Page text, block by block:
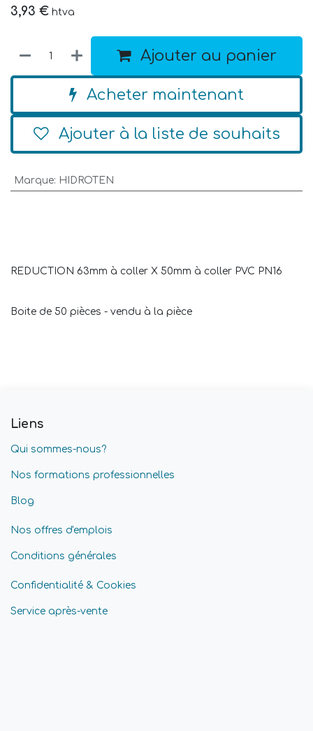
3,93 € htva
Ajouter au panier
Acheter maintenant
Ajouter à la liste de souhaits
Marque: HIDROTEN
REDUCTION 63mm à coller X 50mm à coller PVC PN16
Boite de 50 pièces - vendu à la pièce
Liens
Qui sommes-nous?
Nos formations professionnelles
Blog
Nos offres d'emplois
Conditions générales
Confidentialité & Cookies
Service après-vente